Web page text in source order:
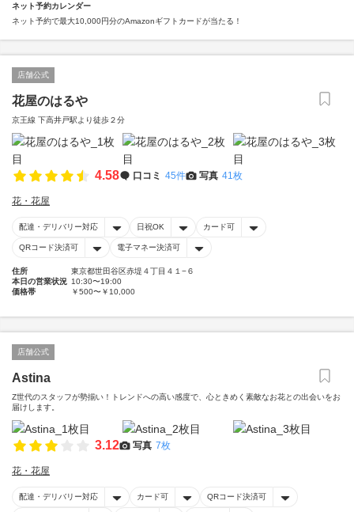
ネット予約カレンダー
ネット予約で最大10,000円分のAmazonギフトカードが当たる！
店舗公式
花屋のはるや
京王線 下高井戸駅より徒歩２分
4.58 口コミ 45件 写真 41枚
花・花屋
配達・デリバリー対応 日祝OK カード可
QRコード決済可 電子マネー決済可
住所
東京都世田谷区赤堤４丁目４１−６
本日の営業状況 10:30〜19:00
価格帯
￥500〜￥10,000
店舗公式
Astina
Z世代のスタッフが勢揃い！トレンドへの高い感度で、心ときめく素敵なお花との出会いをお
届けします。
3.12 写真 7枚
花・花屋
配達・デリバリー対応 カード可 QRコード決済可